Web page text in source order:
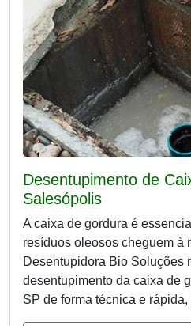
Desentupimento de
Salesópolis
A caixa de gordura é
resíduos oleosos cheguem à
Desentupidora Bio Soluções
desentupimento da caixa de
SP de forma técnica e